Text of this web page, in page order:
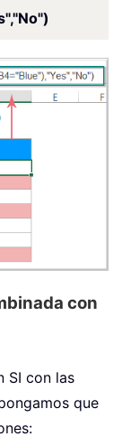
con
SI con las
que